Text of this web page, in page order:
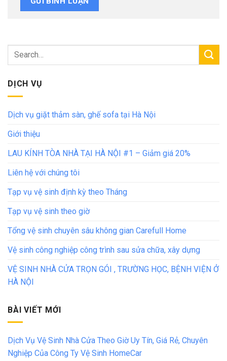
DỊCH VỤ
Dịch vụ giặt thảm sàn, ghế sofa tại Hà Nội
Giới thiệu
LAU KÍNH TÒA NHÀ TẠI HÀ NỘI #1 – Giảm giá 20%
Liên hệ với chúng tôi
Tạp vụ vệ sinh định kỳ theo Tháng
Tạp vụ vệ sinh theo giờ
Tổng vệ sinh chuyên sâu không gian Carefull Home
Vệ sinh công nghiệp công trình sau sửa chữa, xây dựng
VỆ SINH NHÀ CỬA TRỌN GÓI , TRƯỜNG HỌC, BỆNH VIỆN Ở
HÀ NỘI
BÀI VIẾT MỚI
Dịch Vụ Vệ Sinh Nhà Cửa Theo Giờ Uy Tín, Giá Rẻ, Chuyên
Nghiệp Của Công Ty Vệ Sinh HomeCar